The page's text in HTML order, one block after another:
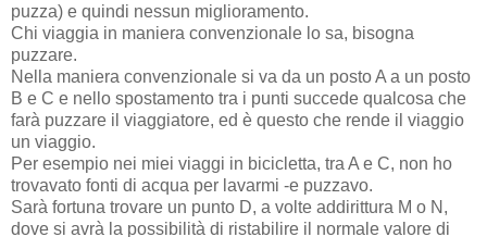
puzza) e quindi nessun miglioramento.
Chi viaggia in maniera convenzionale lo sa, bisogna
puzzare.
Nella maniera convenzionale si va da un posto A a un posto
B e C e nello spostamento tra i punti succede qualcosa che
farà puzzare il viaggiatore, ed è questo che rende il viaggio
un viaggio.
Per esempio nei miei viaggi in bicicletta, tra A e C, non ho
trovavato fonti di acqua per lavarmi -e puzzavo.
Sarà fortuna trovare un punto D, a volte addirittura M o N,
dove si avrà la possibilità di ristabilire il normale valore di